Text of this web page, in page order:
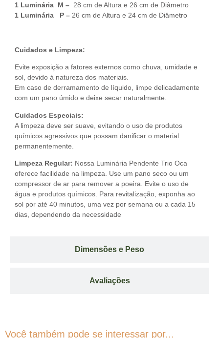
Dimensões e Peso
Avaliações
1 Luminária M – 28 cm de Altura e 26 cm de Diâmetro
1 Luminária P – 26 cm de Altura e 24 cm de Diâmetro
Cuidados e Limpeza:
Evite exposição a fatores externos como chuva, umidade e
sol, devido à natureza dos materiais.
Em caso de derramamento de líquido, limpe delicadamente
com um pano úmido e deixe secar naturalmente.
Cuidados Especiais:
A limpeza deve ser suave, evitando o uso de produtos
químicos agressivos que possam danificar o material
permanentemente.
Limpeza Regular: Nossa Luminária Pendente Trio Oca
oferece facilidade na limpeza. Use um pano seco ou um
compressor de ar para remover a poeira. Evite o uso de
água e produtos químicos. Para revitalização, exponha ao
sol por até 40 minutos, uma vez por semana ou a cada 15
dias, dependendo da necessidade
Você também pode se interessar por...